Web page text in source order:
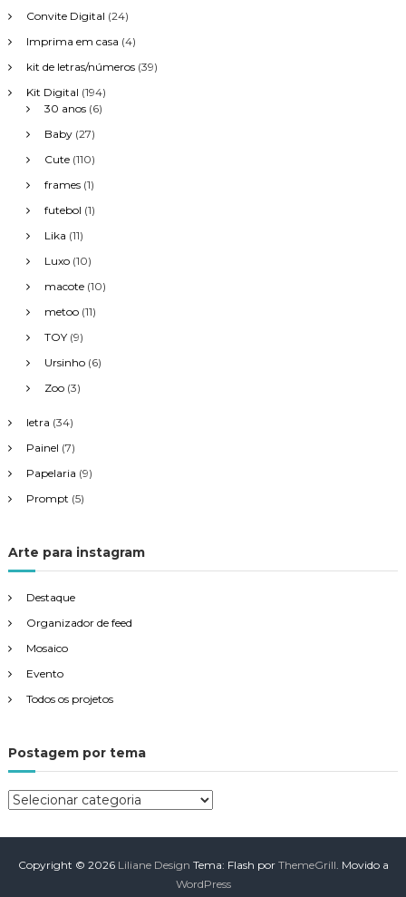
Convite Digital (24)
Imprima em casa (4)
kit de letras/números (39)
Kit Digital (194)
30 anos (6)
Baby (27)
Cute (110)
frames (1)
futebol (1)
Lika (11)
Luxo (10)
macote (10)
metoo (11)
TOY (9)
Ursinho (6)
Zoo (3)
letra (34)
Painel (7)
Papelaria (9)
Prompt (5)
Arte para instagram
Destaque
Organizador de feed
Mosaico
Evento
Todos os projetos
Postagem por tema
P
s
Copyright © 2026 Liliane Design Tema: Flash por ThemeGrill. Movido a
WordPress